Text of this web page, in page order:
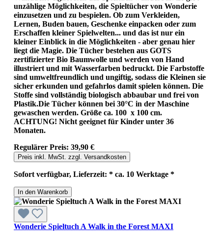
unzählige Möglichkeiten, die Spieltücher von Wonderie
einzusetzen und zu bespielen. Ob zum Verkleiden,
Lernen, Buden bauen, Geschenke einpacken oder zum
Erschaffen kleiner Spielwelten... und das ist nur ein
kleiner Einblick in die Möglichkeiten - aber genau hier
liegt die Magie. Die Tücher bestehen aus GOTS
zertifizierter Bio Baumwolle und werden von Hand
illustriert und mit Wasserfarben bedruckt. Die Farbstoffe
sind umweltfreundlich und ungiftig, sodass die Kleinen sie
sicher erkunden und gefahrlos damit spielen können. Die
Stoffe sind vollständig biologisch abbaubar und frei von
Plastik.Die Tücher können bei 30°C in der Maschine
gewaschen werden. Größe ca. 100 x 100 cm.
ACHTUNG! Nicht geeignet für Kinder unter 36
Monaten.
Regulärer Preis: 39,90 €
Preis inkl. MwSt. zzgl. Versandkosten
Sofort verfügbar, Lieferzeit: * ca. 10 Werktage *
In den Warenkorb
Wonderie Spieltuch A Walk in the Forest MAXI